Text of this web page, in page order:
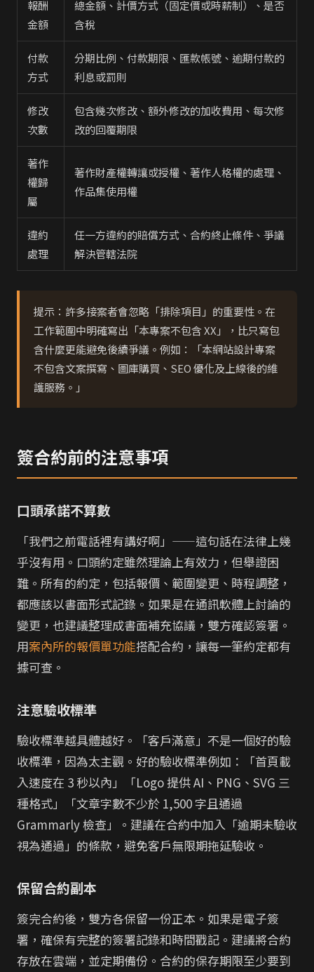
報酬
金額
總金額、計價方式（固定價或時薪制）、是否
含稅
付款
方式
分期比例、付款期限、匯款帳號、逾期付款的
利息或罰則
修改
次數
包含幾次修改、額外修改的加收費用、每次修
改的回覆期限
著作
權歸
屬
著作財產權轉讓或授權、著作人格權的處理、
作品集使用權
違約
處理
任一方違約的賠償方式、合約終止條件、爭議
解決管轄法院
提示：許多接案者會忽略「排除項目」的重要性。在
工作範圍中明確寫出「本專案不包含 XX」，比只寫包
含什麼更能避免後續爭議。例如：「本網站設計專案
不包含文案撰寫、圖庫購買、SEO 優化及上線後的維
護服務。」
簽合約前的注意事項
口頭承諾不算數
「我們之前電話裡有講好啊」——這句話在法律上幾
乎沒有用。口頭約定雖然理論上有效力，但舉證困
難。所有的約定，包括報價、範圍變更、時程調整，
都應該以書面形式記錄。如果是在通訊軟體上討論的
變更，也建議整理成書面補充協議，雙方確認簽署。
用案內所的報價單功能搭配合約，讓每一筆約定都有
據可查。
注意驗收標準
驗收標準越具體越好。「客戶滿意」不是一個好的驗
收標準，因為太主觀。好的驗收標準例如：「首頁載
入速度在 3 秒以內」「Logo 提供 AI、PNG、SVG 三
種格式」「文章字數不少於 1,500 字且通過
Grammarly 檢查」。建議在合約中加入「逾期未驗收
視為通過」的條款，避免客戶無限期拖延驗收。
保留合約副本
簽完合約後，雙方各保留一份正本。如果是電子簽
署，確保有完整的簽署記錄和時間戳記。建議將合約
存放在雲端，並定期備份。合約的保存期限至少要到